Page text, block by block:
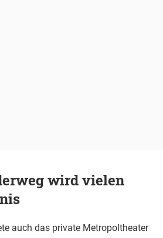
wird vielen
auch das private Metropoltheater